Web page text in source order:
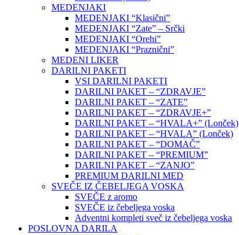
MEDENJAKI
MEDENJAKI “Klasični”
MEDENJAKI “Zate” – Srčki
MEDENJAKI “Orehi”
MEDENJAKI “Praznični”
MEDENI LIKER
DARILNI PAKETI
VSI DARILNI PAKETI
DARILNI PAKET – “ZDRAVJE”
DARILNI PAKET – “ZATE”
DARILNI PAKET – “ZDRAVJE+”
DARILNI PAKET – “HVALA+” (Lonček)
DARILNI PAKET – “HVALA” (Lonček)
DARILNI PAKET – “DOMAČ”
DARILNI PAKET – “PREMIUM”
DARILNI PAKET – “ZANJO”
PREMIUM DARILNI MED
SVEČE IZ ČEBELJEGA VOSKA
SVEČE z aromo
SVEČE iz čebeljega voska
Adventni kompleti sveč iz čebeljega voska
POSLOVNA DARILA